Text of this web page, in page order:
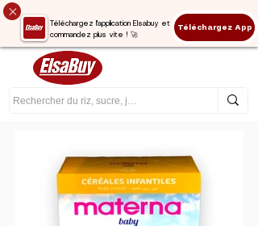
Téléchargez l'application Elsabuy et
commandez plus vite ! 🚀
Téléchargez App